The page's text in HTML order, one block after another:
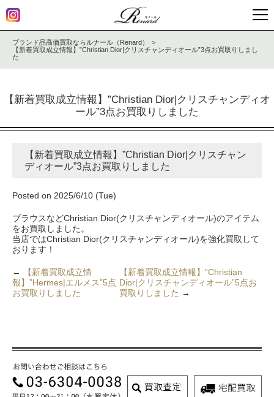
ブランド品高価買取ならルナール（Renard）
【新着買取成立情報】”Christian Dior|クリスチャンディオール”3点お買取りしまし
た
【新着買取成立情報】”Christian Dior|クリスチャンディオ
ール”3点お買取りしました
【新着買取成立情報】”Christian Dior|クリスチャン
ディオール”3点お買取りしました
Posted on 2025/6/10 (Tue)
ブラウスなどChristian Dior(クリスチャンディオール)のアイテム
をお買取しました。
当店ではChristian Dior(クリスチャンディオール)を強化買取して
おります！
←
【新着買取成立情
報】”Hermes|エルメス”5点
お買取りしました
【新着買取成立情報】”Christian
Dior|クリスチャンディオール”5点お
買取りしました →